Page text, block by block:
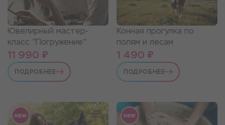
Ювелирный мастер-
класс "Погружение"
11 990 ₽
ПОДРОБНЕЕ
Конная прогулка по
полям и лесам
1 490 ₽
ПОДРОБНЕЕ